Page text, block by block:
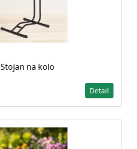
Stojan na kolo
Detail